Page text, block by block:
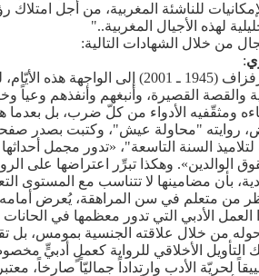
للناشئة المغربية، من أجل
لهذه الأجيال المغربية.."
من خلال الشهادات التالية:
:
عاد اسم الروائي المغربي محمد زفزاف
والقصة القصيرة، وأنبغهم وأنفذهم وعياً
ومثقّفيه الأدواء من كلّ ضرب، بل
لتلاميذ السنة التاسعة"، «تدور مجمل
الوالدين». وهكذا تبرِّر اعتراضها على
بأن مضامينها لا تتناسب مع المستوى
من متعلم في سن المراهقة، يُعرض
الأدبي التي تدور معظمها في الحانات
من خلال علاقته الجنسية بمومس، بل
الأخلاقي للرواية كعملٍ أدبيٍّ
لحريّة الأدب وارتداداً جماليّاً